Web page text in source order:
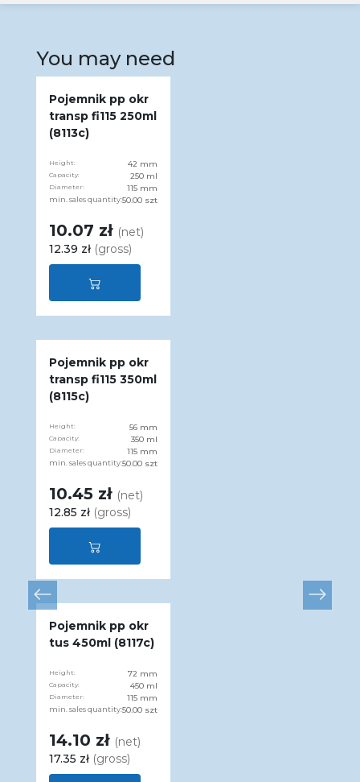
You may need
Pojemnik pp okr
transp fi115 250ml
(8113c)
Height: 42 mm
Capacity: 250 ml
Diameter: 115 mm
min. sales quantity:50.00 szt
10.07 zł (net)
12.39 zł (gross)
Pojemnik pp okr
transp fi115 350ml
(8115c)
Height: 56 mm
Capacity: 350 ml
Diameter: 115 mm
min. sales quantity:50.00 szt
10.45 zł (net)
12.85 zł (gross)
Pojemnik pp okr
tus 450ml (8117c)
Height: 72 mm
Capacity: 450 ml
Diameter: 115 mm
min. sales quantity:50.00 szt
14.10 zł (net)
17.35 zł (gross)